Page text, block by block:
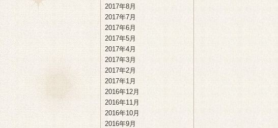
2017年8月
2017年7月
2017年6月
2017年5月
2017年4月
2017年3月
2017年2月
2017年1月
2016年12月
2016年11月
2016年10月
2016年9月